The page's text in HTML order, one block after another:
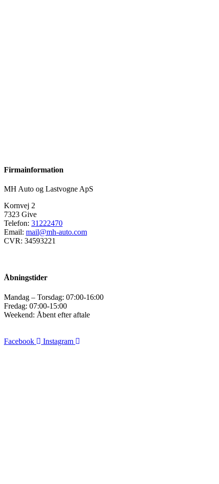
Firmainformation
MH Auto og Lastvogne ApS
Kornvej 2
7323 Give
Telefon: 31222470
Email: mail@mh-auto.com
CVR: 34593221
Åbningstider
Mandag – Torsdag: 07:00-16:00
Fredag: 07:00-15:00
Weekend: Åbent efter aftale
Facebook Instagram